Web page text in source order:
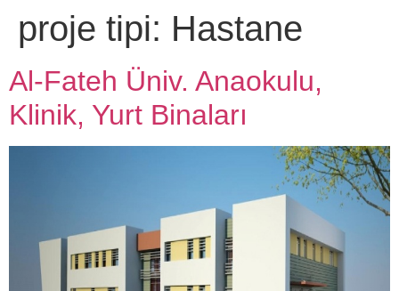
proje tipi: Hastane
Al-Fateh Üniv. Anaokulu,
Klinik, Yurt Binaları